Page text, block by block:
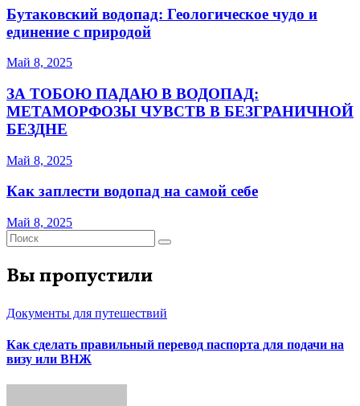
Бутаковский водопад: Геологическое чудо и
единение с природой
Май 8, 2025
ЗА ТОБОЮ ПАДАЮ В ВОДОПАД:
МЕТАМОРФОЗЫ ЧУВСТВ В БЕЗГРАНИЧНОЙ
БЕЗДНЕ
Май 8, 2025
Как заплести водопад на самой себе
Май 8, 2025
Вы пропустили
Документы для путешествий
Как сделать правильный перевод паспорта для подачи на
визу или ВНЖ